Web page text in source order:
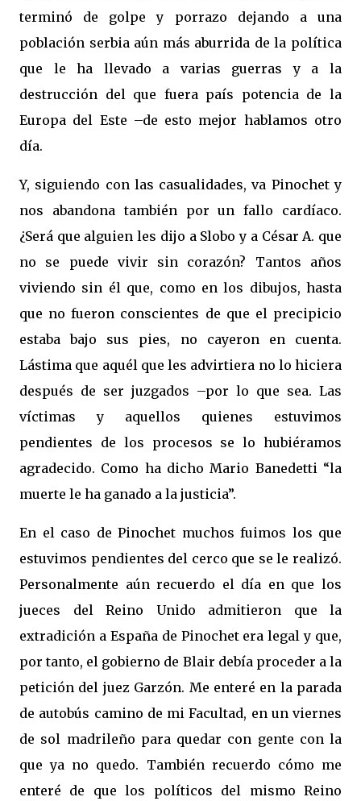
terminó de golpe y porrazo dejando a una
población serbia aún más aburrida de la política
que le ha llevado a varias guerras y a la
destrucción del que fuera país potencia de la
Europa del Este –de esto mejor hablamos otro
día.
Y, siguiendo con las casualidades, va Pinochet y
nos abandona también por un fallo cardíaco.
¿Será que alguien les dijo a Slobo y a César A. que
no se puede vivir sin corazón? Tantos años
viviendo sin él que, como en los dibujos, hasta
que no fueron conscientes de que el precipicio
estaba bajo sus pies, no cayeron en cuenta.
Lástima que aquél que les advirtiera no lo hiciera
después de ser juzgados –por lo que sea. Las
víctimas y aquellos quienes estuvimos
pendientes de los procesos se lo hubiéramos
agradecido. Como ha dicho Mario Banedetti “la
muerte le ha ganado a la justicia”.
En el caso de Pinochet muchos fuimos los que
estuvimos pendientes del cerco que se le realizó.
Personalmente aún recuerdo el día en que los
jueces del Reino Unido admitieron que la
extradición a España de Pinochet era legal y que,
por tanto, el gobierno de Blair debía proceder a la
petición del juez Garzón. Me enteré en la parada
de autobús camino de mi Facultad, en un viernes
de sol madrileño para quedar con gente con la
que ya no quedo. También recuerdo cómo me
enteré de que los políticos del mismo Reino